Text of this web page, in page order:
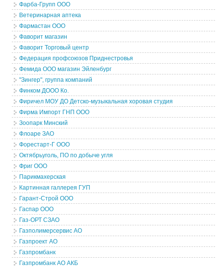
Фарба-Групп ООО
Ветеринарная аптека
Фармастан ООО
Фаворит магазин
Фаворит Торговый центр
Федерация профсоюзов Приднестровья
Фемида ООО магазин Эйленбург
"Зингер", группа компаний
Финком ДООО Ко.
Фиричел МОУ ДО Детско-музыкальная хоровая студия
Фирма Импорт ГНП ООО
Зоопарк Минский
Флоаре ЗАО
Форестарт-Г ООО
Октябрьуголь, ПО по добыче угля
Фриг ООО
Парикмахерская
Картинная галлерея ГУП
Гарант-Строй ООО
Гаспар ООО
Газ-ОРТ СЗАО
Газполимерсервис АО
Газпроект АО
Газпромбанк
Газпромбанк АО АКБ